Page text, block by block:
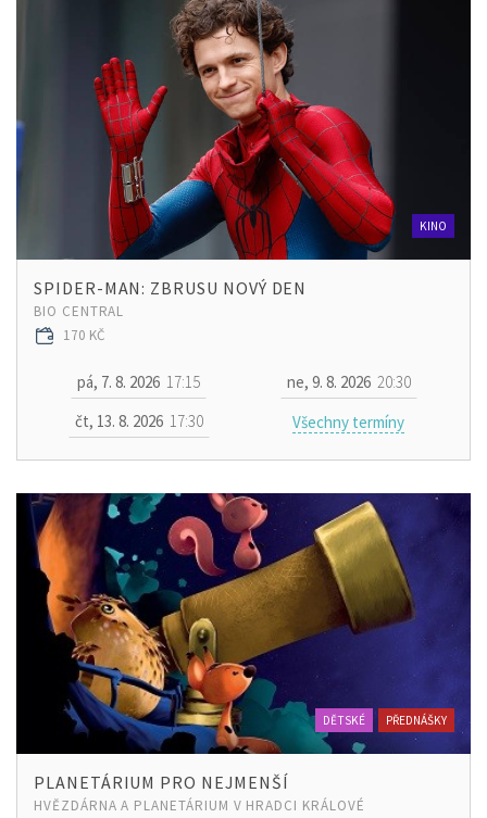
KINO
SPIDER-MAN: ZBRUSU NOVÝ DEN
BIO CENTRAL
170 KČ
pá, 7. 8. 2026 17:15 ne, 9. 8. 2026 20:30
čt, 13. 8. 2026 17:30 Všechny termíny
DĚTSKÉ PŘEDNÁŠKY
PLANETÁRIUM PRO NEJMENŠÍ
HVĚZDÁRNA A PLANETÁRIUM V HRADCI KRÁLOVÉ